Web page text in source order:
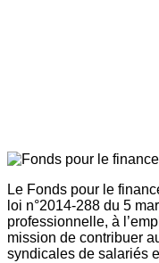
Le Fonds pour le
loi n°2014-288 du 5
professionnelle, à
mission de contribuer
syndicales de salariés